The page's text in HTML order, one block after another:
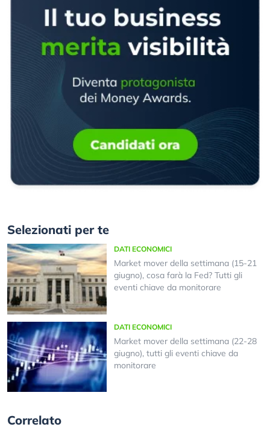
Selezionati per te
DATI ECONOMICI
Market mover della settimana (15-21
giugno), cosa farà la Fed? Tutti gli
eventi chiave da monitorare
DATI ECONOMICI
Market mover della settimana (22-28
giugno), tutti gli eventi chiave da
monitorare
Correlato